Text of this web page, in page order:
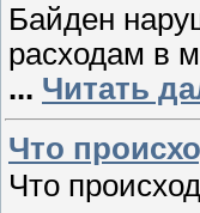
Байден
расходам в
... Читать
Что
Что